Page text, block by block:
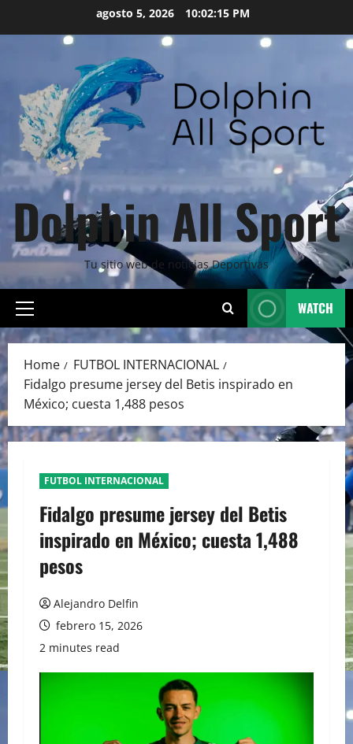
agosto 5, 2026 10:02:17 PM
Dolphin All Sport
Tu sitio web de noticias Deportivas
Primary
Menu
WATCH
Home
FUTBOL INTERNACIONAL
Fidalgo presume jersey del Betis inspirado en
México; cuesta 1,488 pesos
FUTBOL INTERNACIONAL
Fidalgo presume jersey del Betis
inspirado en México; cuesta 1,488
pesos
Alejandro Delfin
febrero 15, 2026
2 minutes read